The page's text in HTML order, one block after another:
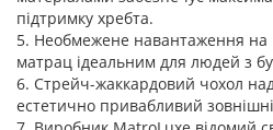
підтримку хребта.
5. Необмежене навантаження на
матрац ідеальним для людей з
6. Стрейч-жаккардовий чохол
естетично привабливий